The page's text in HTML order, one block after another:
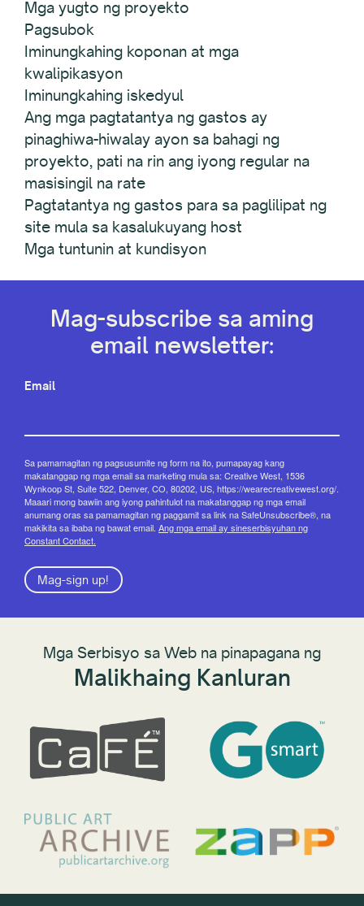
Mga yugto ng proyekto
Pagsubok
Iminungkahing koponan at mga
kwalipikasyon
Iminungkahing iskedyul
Ang mga pagtatantya ng gastos ay
pinaghiwa-hiwalay ayon sa bahagi ng
proyekto, pati na rin ang iyong regular na
masisingil na rate
Pagtatantya ng gastos para sa paglilipat ng
site mula sa kasalukuyang host
Mga tuntunin at kundisyon
Mag-subscribe sa aming
email newsletter:
Email
Sa pamamagitan ng pagsusumite ng form na ito, pumapayag kang
makatanggap ng mga email sa marketing mula sa: Creative West, 1536
Wynkoop St, Suite 522, Denver, CO, 80202, US, https://wearecreativewest.org/.
Maaari mong bawiin ang iyong pahintulot na makatanggap ng mga email
anumang oras sa pamamagitan ng paggamit sa link na SafeUnsubscribe®, na
makikita sa ibaba ng bawat email. Ang mga email ay sineserbisyuhan ng
Constant Contact.
Mag-sign up!
Mga Serbisyo sa Web na pinapagana ng
Malikhaing Kanluran